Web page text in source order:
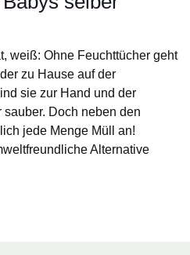
weiß: Ohne Feuchttücher geht
zu Hause auf der
sie zur Hand und der
Doch neben den
jede Menge Müll an!
Alternative